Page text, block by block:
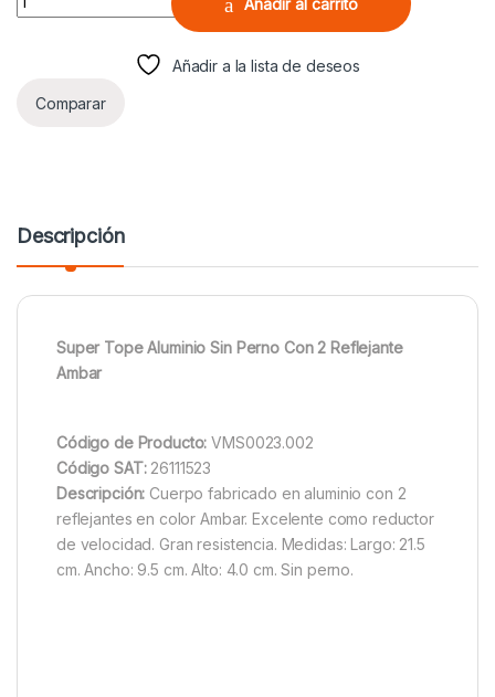
Añadir a la lista de deseos
Comparar
Descripción
Super Tope Aluminio Sin Perno Con 2 Reflejante
Ambar
Código de Producto: VMS0023.002
Código SAT:26111523
Descripción: Cuerpo fabricado en aluminio con 2
reflejantes en color Ambar. Excelente como reductor
de velocidad. Gran resistencia. Medidas: Largo: 21.5
cm. Ancho: 9.5 cm. Alto: 4.0 cm. Sin perno.